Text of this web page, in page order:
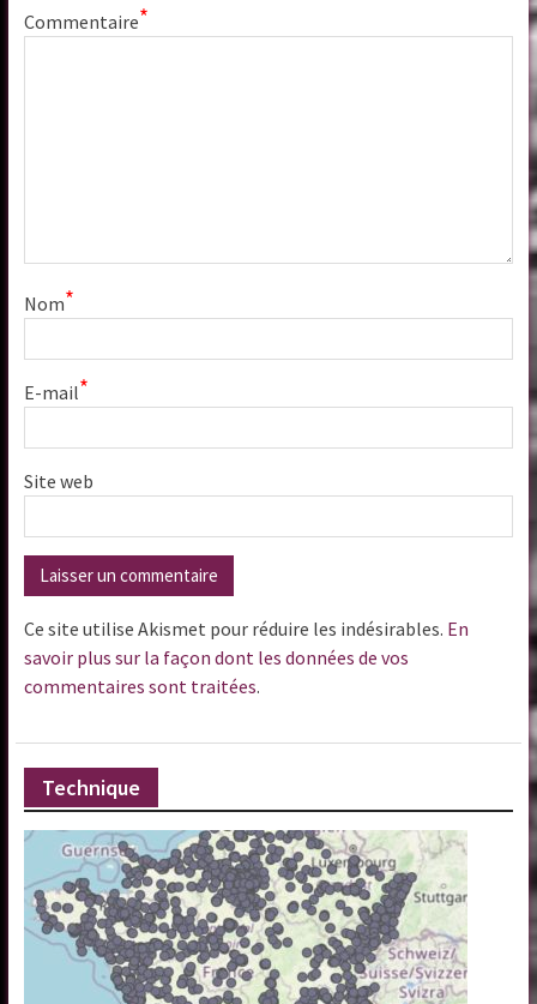
Commentaire*
Nom*
E-mail*
Site web
Ce site utilise Akismet pour réduire les indésirables. En
savoir plus sur la façon dont les données de vos
commentaires sont traitées.
Technique